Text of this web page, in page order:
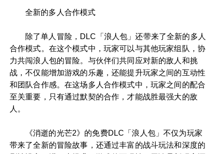
全新的多人合作模式
除了单人冒险，DLC「浪人包」还带来了全新的多人
合作模式。在这个模式中，玩家可以与其他玩家组队，协
力共闯浪人包的冒险。与伙伴们共同应对新的敌人和挑
战，不仅能增加游戏的乐趣，还能提升玩家之间的互动性
和团队合作感。在这场多人合作模式中，玩家之间的配合
至关重要，只有通过默契的合作，才能战胜最强大的敌
人。
《消逝的光芒2》的免费DLC「浪人包」不仅为玩家
带来了全新的冒险故事，还通过丰富的战斗玩法和深度的